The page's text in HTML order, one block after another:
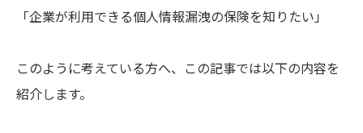
「企業が利用できる個人情報漏洩の保険を知りたい」
このように考えている方へ、この記事では以下の内容を
紹介します。